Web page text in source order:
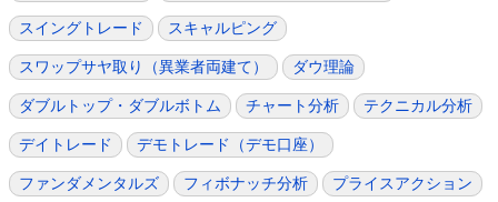
スイングトレード スキャルピング
スワップサヤ取り（異業者両建て） ダウ理論
ダブルトップ・ダブルボトム チャート分析 テクニカル分析
デイトレード デモトレード（デモ口座）
ファンダメンタルズ フィボナッチ分析 プライスアクション